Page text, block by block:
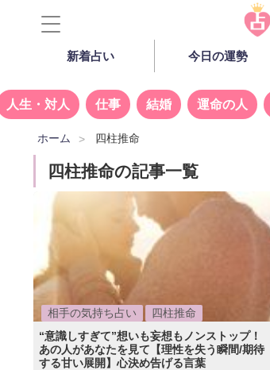
新着占い 今日の運勢
人生・対人 仕事 結婚 運命の人
ホーム 四柱推命
四柱推命の記事一覧
相手の気持ち占い
四柱推命
“意識しすぎて”想いも妄想もノンストップ！
あの人があなたを見て【理性を失う瞬間/期待
する甘い展開】心決め告げる言葉